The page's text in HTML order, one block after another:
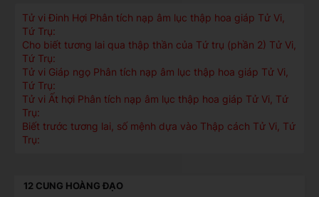
Tử vi Đinh Hợi Phân tích nạp âm lục thập hoa giáp Tử Vi,
Tứ Trụ:
Cho biết tương lai qua thập thần của Tứ trụ (phần 2) Tử Vi,
Tứ Trụ:
Tử vi Giáp ngọ Phân tích nạp âm lục thập hoa giáp Tử Vi,
Tứ Trụ:
Tử vi Ất hợi Phân tích nạp âm lục thập hoa giáp Tử Vi, Tứ
Trụ:
Biết trước tương lai, số mệnh dựa vào Thập cách Tử Vi, Tứ
Trụ:
12 CUNG HOÀNG ĐẠO